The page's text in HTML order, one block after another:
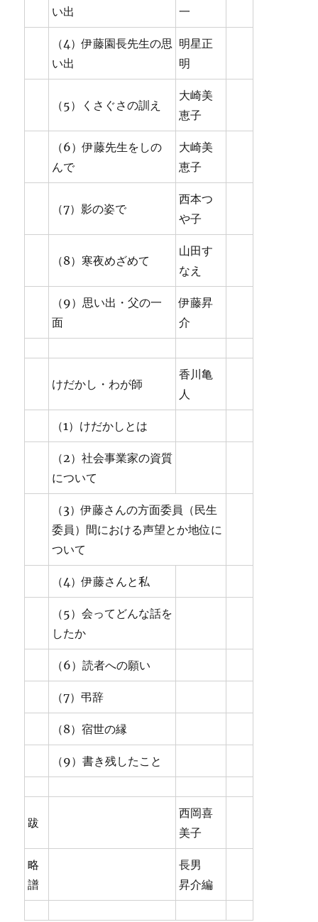
い出
一
（4）伊藤園長先生の思
い出
明星正
明
（5）くさぐさの訓え
大崎美
恵子
（6）伊藤先生をしの
んで
大崎美
恵子
（7）影の姿で
西本つ
や子
（8）寒夜めざめて
山田す
なえ
（9）思い出・父の一
面
伊藤昇
介
けだかし・わが師
香川亀
人
（1）けだかしとは
（2）社会事業家の資質
について
（3）伊藤さんの方面委員（民生
委員）間における声望とか地位に
ついて
（4）伊藤さんと私
（5）会ってどんな話を
したか
（6）読者への願い
（7）弔辞
（8）宿世の縁
（9）書き残したこと
跋
西岡喜
美子
略
譜
長男
昇介編